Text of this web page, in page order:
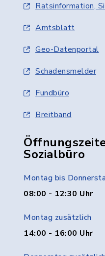
Ratsinformation,
Amtsblatt
Geo-Datenportal
Schadensmelder
Fundbüro
Breitband
Sozialbüro
Montag bis
08:00 - 12:30 Uhr
Montag zusätzlich
14:00 - 16:00 Uhr